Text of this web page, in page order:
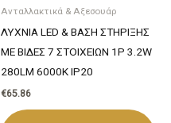
Ανταλλακτικά & Αξεσουάρ
ΛΥΧΝΙΑ LED & ΒΑΣΗ ΣΤΗΡΙΞΗΣ
ΜΕ ΒΙΔΕΣ 7 ΣΤΟΙΧΕΙΩΝ 1P 3.2W
280LM 6000K IP20
€65.86